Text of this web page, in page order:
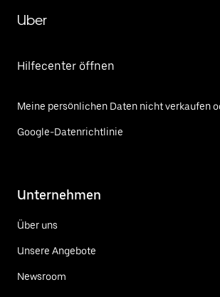
Uber
Hilfecenter öffnen
Meine persönlichen Daten nicht verkaufen
Google-Datenrichtlinie
Unternehmen
Über uns
Unsere Angebote
Newsroom